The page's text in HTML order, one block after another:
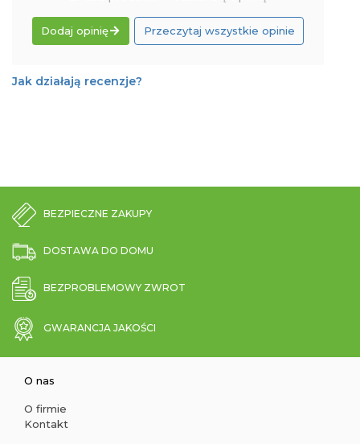
Dodaj opinię Przeczytaj wszystkie opinie
Jak działają recenzje?
BEZPIECZNE ZAKUPY
DOSTAWA DO DOMU
BEZPROBLEMOWY ZWROT
GWARANCJA JAKOŚCI
O nas
O firmie
Kontakt